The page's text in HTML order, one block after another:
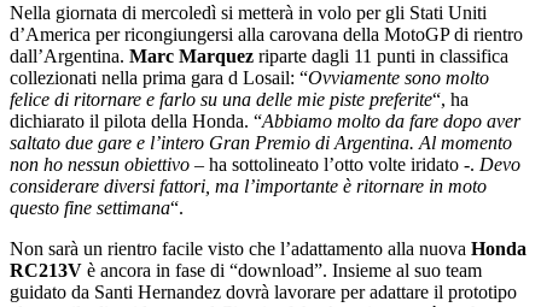
Nella giornata di mercoledì si metterà in volo per gli Stati Uniti
d’America per ricongiungersi alla carovana della MotoGP di rientro
dall’Argentina. Marc Marquez riparte dagli 11 punti in classifica
collezionati nella prima gara d Losail: “Ovviamente sono molto
felice di ritornare e farlo su una delle mie piste preferite“, ha
dichiarato il pilota della Honda. “Abbiamo molto da fare dopo aver
saltato due gare e l’intero Gran Premio di Argentina. Al momento
non ho nessun obiettivo – ha sottolineato l’otto volte iridato -. Devo
considerare diversi fattori, ma l’importante è ritornare in moto
questo fine settimana“.
Non sarà un rientro facile visto che l’adattamento alla nuova Honda
RC213V è ancora in fase di “download”. Insieme al suo team
guidato da Santi Hernandez dovrà lavorare per adattare il prototipo